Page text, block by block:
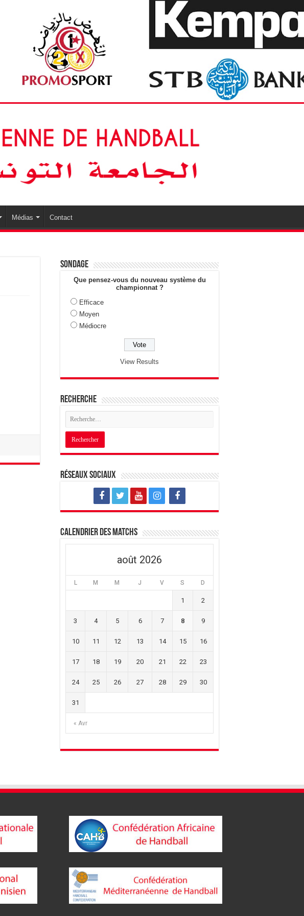
Médias Contact
Sondage
Que pensez-vous du nouveau système du
championnat ?
Efficace
Moyen
Médiocre
View Results
Recherche
Réseaux sociaux
Calendrier des matchs
août 2026
L M M J V S D
« Avr
1 2
3 4 5 6 7 8 9
10 11 12 13 14 15 16
17 18 19 20 21 22 23
24 25 26 27 28 29 30
31